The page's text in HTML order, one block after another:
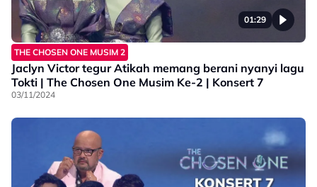
01:29
THE CHOSEN ONE MUSIM 2
Jaclyn Victor tegur Atikah memang berani nyanyi lagu
Tokti | The Chosen One Musim Ke-2 | Konsert 7
03/11/2024